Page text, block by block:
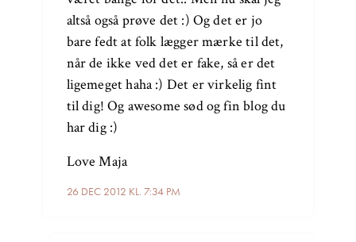
26 DEC 2012 KL. 7:34 PM
altså også prøve det :) Og det er jo
bare fedt at folk lægger mærke til det,
når de ikke ved det er fake, så er det
ligemeget haha :) Det er virkelig fint
til dig! Og awesome sød og fin blog du
har dig :)
Love Maja